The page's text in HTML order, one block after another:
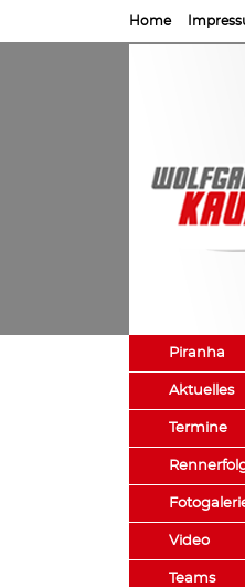
Home
Piranha
Aktuelles
Termine
Video
Teams